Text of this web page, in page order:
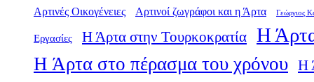
Αρτινές Οικογένειες Αρτινοί ζωγράφοι και η Άρτα Γεώργιος
Εργασίες Η Άρτα στην Τουρκοκρατία Η
Η Άρτα στο πέρασμα του χρόνου Η